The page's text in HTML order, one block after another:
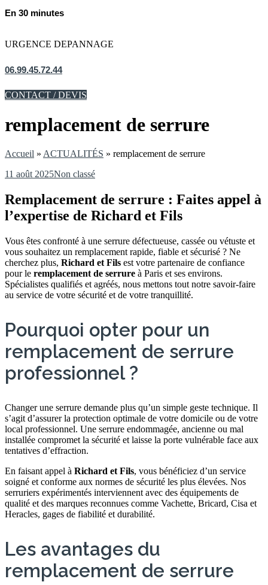
En 30 minutes
URGENCE DEPANNAGE
06.99.45.72.44
CONTACT / DEVIS
remplacement de serrure
Accueil » ACTUALITÉS » remplacement de serrure
11 août 2025Non classé
Remplacement de serrure : Faites appel à
l’expertise de Richard et Fils
Vous êtes confronté à une serrure défectueuse, cassée ou vétuste et
vous souhaitez un remplacement rapide, fiable et sécurisé ? Ne
cherchez plus, Richard et Fils est votre partenaire de confiance
pour le remplacement de serrure à Paris et ses environs.
Spécialistes qualifiés et agréés, nous mettons tout notre savoir-faire
au service de votre sécurité et de votre tranquillité.
Pourquoi opter pour un
remplacement de serrure
professionnel ?
Changer une serrure demande plus qu’un simple geste technique. Il
s’agit d’assurer la protection optimale de votre domicile ou de votre
local professionnel. Une serrure endommagée, ancienne ou mal
installée compromet la sécurité et laisse la porte vulnérable face aux
tentatives d’effraction.
En faisant appel à Richard et Fils, vous bénéficiez d’un service
soigné et conforme aux normes de sécurité les plus élevées. Nos
serruriers expérimentés interviennent avec des équipements de
qualité et des marques reconnues comme Vachette, Bricard, Cisa et
Heracles, gages de fiabilité et durabilité.
Les avantages du
remplacement de serrure